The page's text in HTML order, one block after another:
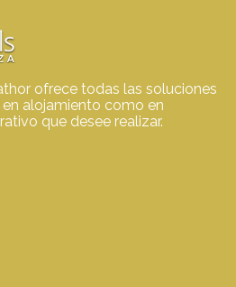
ofrece todas las soluciones
alojamiento como en
que desee realizar.